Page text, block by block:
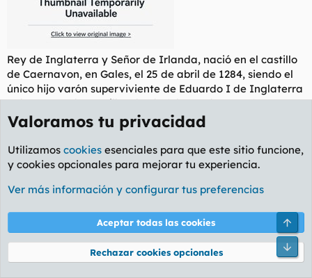
Rey de Inglaterra y Señor de Irlanda, nació en el castillo
de Caernavon, en Gales, el 25 de abril de 1284, siendo el
único hijo varón superviviente de Eduardo I de Inglaterra
y de Leonor de Castilla. El 7 de febrero de 1301, fue
proclamado como el primer príncipe de Gales, al someter
Eduardo I dicho territorio. A la muerte de su padre, el 8 de
julio de 1307, le sucede en el trono. Se casó en la ciudad
francesa de Bolougne, el 25 de enero de 1308, con Isabel
con el sobrenombre de "La Loba". De este matrimonio
Su gobierno estuvo marcado por su debilidad de carácter,
las rebeliones de los nobles, el refuerzo del poder del
Valoramos tu privacidad
Utilizamos cookies esenciales para que este sitio funcione,
y cookies opcionales para mejorar tu experiencia.
Ver más información y configurar tus preferencias
Aceptar todas las cookies
Rechazar cookies opcionales
Pie